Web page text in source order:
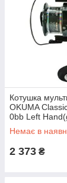
Котушка
OKUMA
0bb Left
Немає в
2 373 ₴